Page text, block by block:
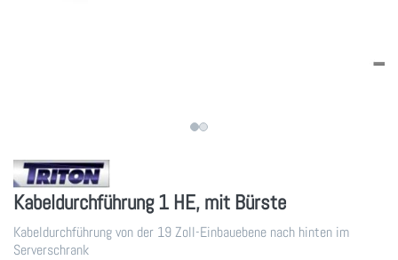
Kabeldurchführung 1 HE, mit Bürste
Kabeldurchführung von der 19 Zoll-Einbauebene nach hinten im
Serverschrank